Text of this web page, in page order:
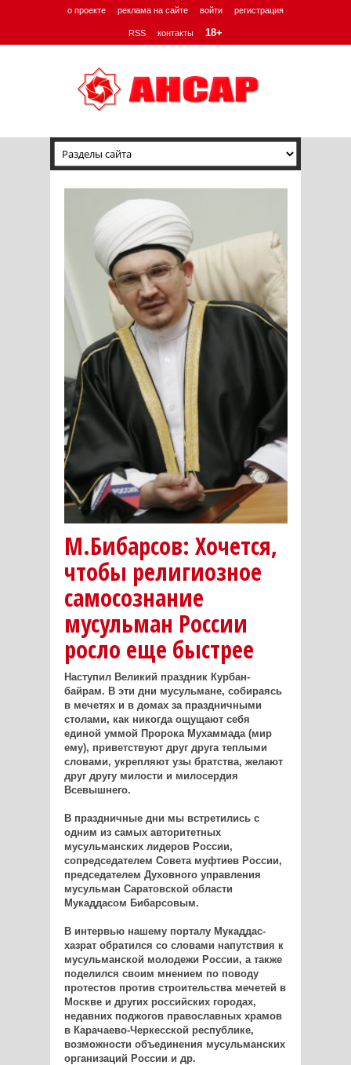
о проекте реклама на сайте войти регистрация
RSS контакты 18+
М.Бибарсов: Хочется,
чтобы религиозное
самосознание
мусульман России
росло еще быстрее
Наступил Великий праздник Курбан-
байрам. В эти дни мусульмане, собираясь
в мечетях и в домах за праздничными
столами, как никогда ощущают себя
единой уммой Пророка Мухаммада (мир
ему), приветствуют друг друга теплыми
словами, укрепляют узы братства, желают
друг другу милости и милосердия
Всевышнего.
В праздничные дни мы встретились с
одним из самых авторитетных
мусульманских лидеров России,
сопредседателем Совета муфтиев России,
председателем Духовного управления
мусульман Саратовской области
Мукаддасом Бибарсовым.
В интервью нашему порталу Мукаддас-
хазрат обратился со словами напутствия к
мусульманской молодежи России, а также
поделился своим мнением по поводу
протестов против строительства мечетей в
Москве и других российских городах,
недавних поджогов православных храмов
в Карачаево-Черкесской республике,
возможности объединения мусульманских
организаций России и др.